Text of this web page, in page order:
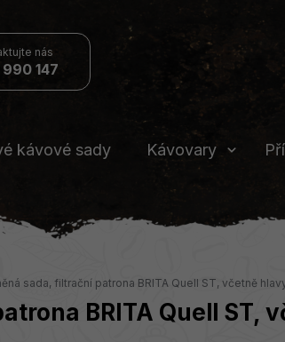
147
kávové sady Kávovary
sada, filtrační patrona BRITA Quell ST, včetně
BRITA Quell ST,